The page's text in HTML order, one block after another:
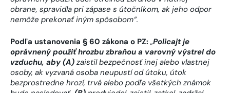
obrane, spravidla pri zápase s útočníkom, ak jeho odpor
nemôže prekonať iným spôsobom“.
Podľa ustanovenia § 60 zákona o PZ: „Policajt je
oprávnený použiť hrozbu zbraňou a varovný výstrel do
vzduchu, aby (A) zaistil bezpečnosť inej alebo vlastnej
osoby, ak vyzvaná osoba neupustí od útoku, útok
bezprostredne hrozí, trvá alebo podľa všetkých známok